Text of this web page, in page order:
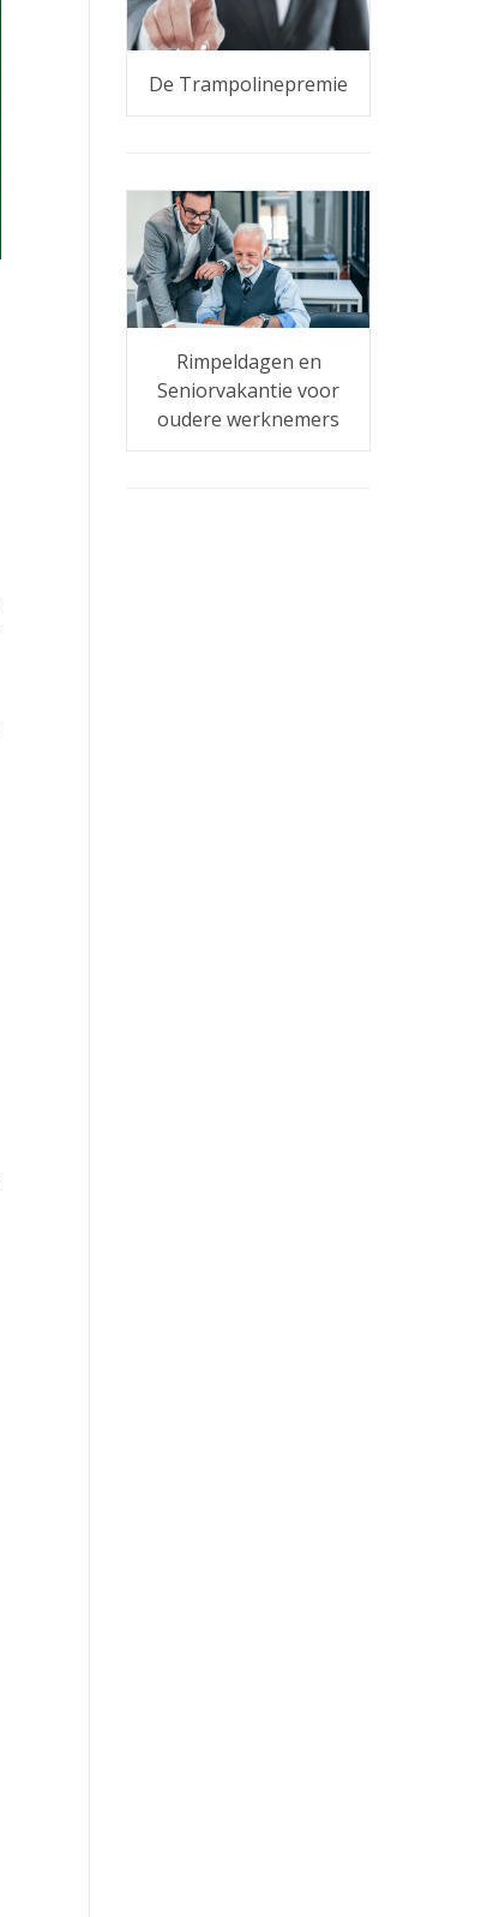
De Trampolinepremie
Rimpeldagen en
Seniorvakantie voor
oudere werknemers